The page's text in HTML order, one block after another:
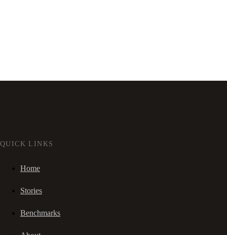
QUICK LINKS
Home
Stories
Benchmarks